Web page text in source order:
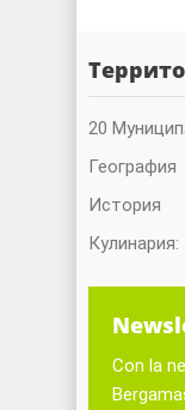
20
География
История
Кулинария:
Con la